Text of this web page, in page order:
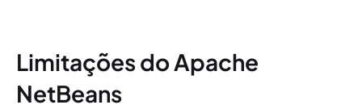
Limitações do Apache
NetBeans